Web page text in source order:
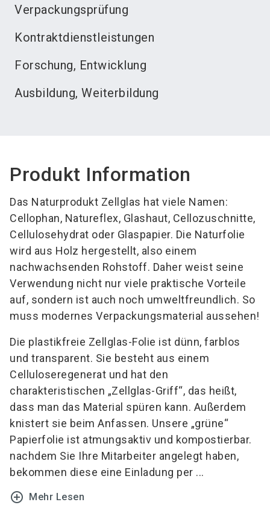
Verpackungsprüfung
Kontraktdienstleistungen
Forschung, Entwicklung
Ausbildung, Weiterbildung
Produkt Information
Das Naturprodukt Zellglas hat viele Namen:
Cellophan, Natureflex, Glashaut, Cellozuschnitte,
Cellulosehydrat oder Glaspapier. Die Naturfolie
wird aus Holz hergestellt, also einem
nachwachsenden Rohstoff. Daher weist seine
Verwendung nicht nur viele praktische Vorteile
auf, sondern ist auch noch umweltfreundlich. So
muss modernes Verpackungsmaterial aussehen!
Die plastikfreie Zellglas-Folie ist dünn, farblos
und transparent. Sie besteht aus einem
Celluloseregenerat und hat den
charakteristischen „Zellglas-Griff“, das heißt,
dass man das Material spüren kann. Außerdem
knistert sie beim Anfassen. Unsere „grüne“
Papierfolie ist atmungsaktiv und kompostierbar.
nachdem Sie Ihre Mitarbeiter angelegt haben,
bekommen diese eine Einladung per ...
add_circle_outline Mehr Lesen